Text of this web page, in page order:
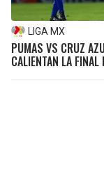
LIGA MX
PUMAS VS CRUZ
CALIENTAN LA